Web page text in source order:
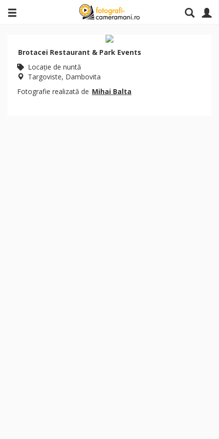
Brotacei Restaurant & Park Events
Locaţie de nuntă
Targoviste, Dambovita
Fotografie realizată de Mihai Balta